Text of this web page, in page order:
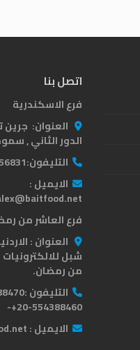
اتصل بنا
فرع الاسكندرية
العنوان:
الدور الثاني ,
التليفون:20+
الايميل :
فرع العاشر من
العنوان :
شبل للالكترونيات
من رمضان.
التليفون :
554388460-20+-
الايميل :